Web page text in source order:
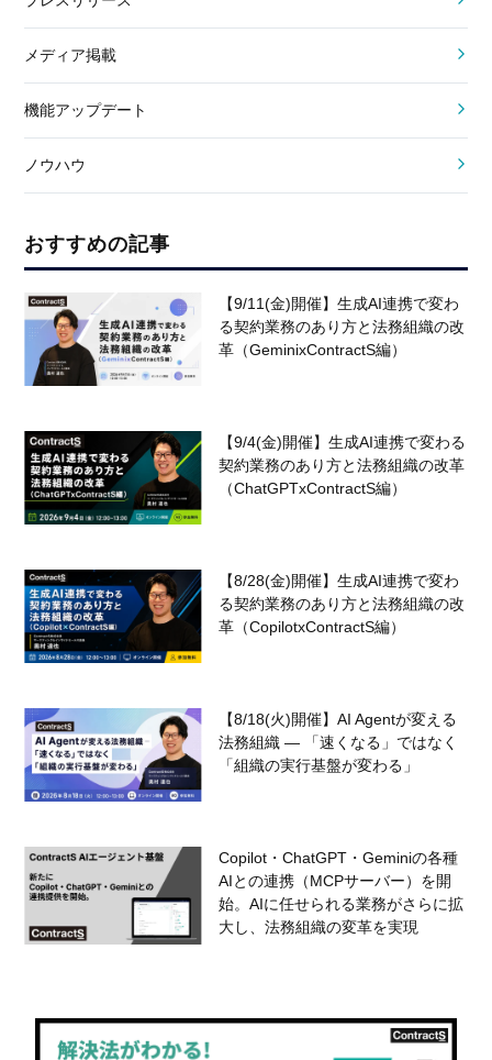
メディア掲載
機能アップデート
ノウハウ
おすすめの記事
【9/11(金)開催】生成AI連携で変わ
る契約業務のあり方と法務組織の改
革（GeminixContractS編）
【9/4(金)開催】生成AI連携で変わる
契約業務のあり方と法務組織の改革
（ChatGPTxContractS編）
【8/28(金)開催】生成AI連携で変わ
る契約業務のあり方と法務組織の改
革（CopilotxContractS編）
【8/18(火)開催】AI Agentが変える
法務組織 — 「速くなる」ではなく
「組織の実行基盤が変わる」
Copilot・ChatGPT・Geminiの各種
AIとの連携（MCPサーバー）を開
始。AIに任せられる業務がさらに拡
大し、法務組織の変革を実現